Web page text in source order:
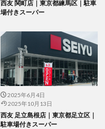
西友 関町店｜東京都練馬区｜駐車
場付きスーパー
2025年6月4日
2025年10月13日
西友 足立島根店｜東京都足立区｜
駐車場付きスーパー